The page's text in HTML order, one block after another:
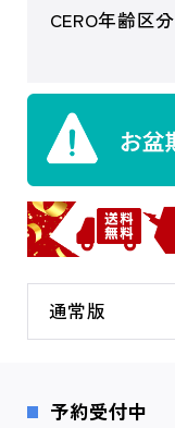
CERO年齢区分
通常版
予約受付中